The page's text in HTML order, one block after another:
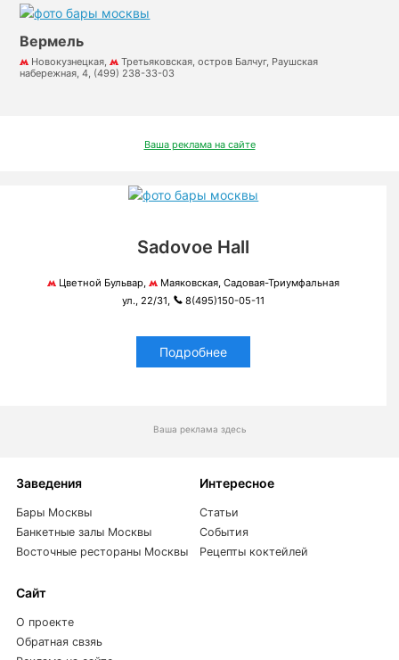
Вермель
Новокузнецкая,
Третьяковская, остров Балчуг, Раушская
набережная, 4, (499) 238-33-03
Ваша реклама на сайте
Sadovoe Hall
Цветной Бульвар,
Маяковская, Садовая-Триумфальная
ул., 22/31,
8(495)150-05-11
Подробнее
Ваша реклама здесь
Заведения
Бары Москвы
Банкетные залы Москвы
Восточные рестораны Москвы
Интересное
Статьи
События
Рецепты коктейлей
Сайт
О проекте
Обратная свзяь